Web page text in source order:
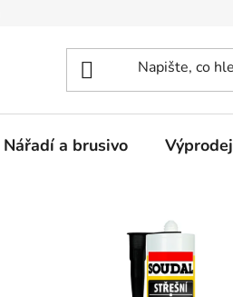
Nářadí a brusivo Výprodej